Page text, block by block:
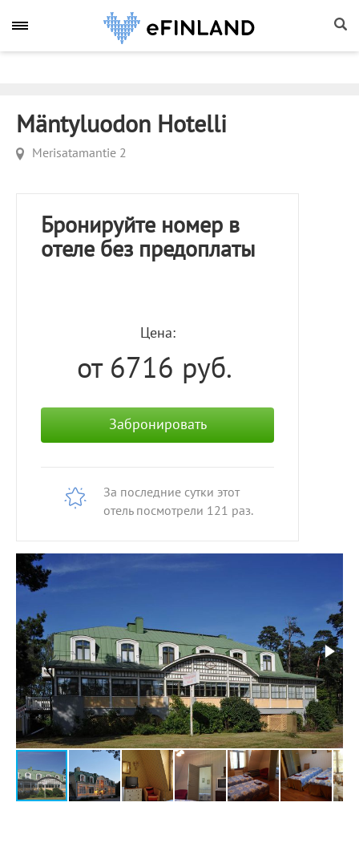
Mäntyluodon Hotelli
Merisatamantie 2
Бронируйте номер в
отеле без предоплаты
Цена:
от 6716 руб.
Забронировать
За последние сутки этот
отель посмотрели 121 раз.